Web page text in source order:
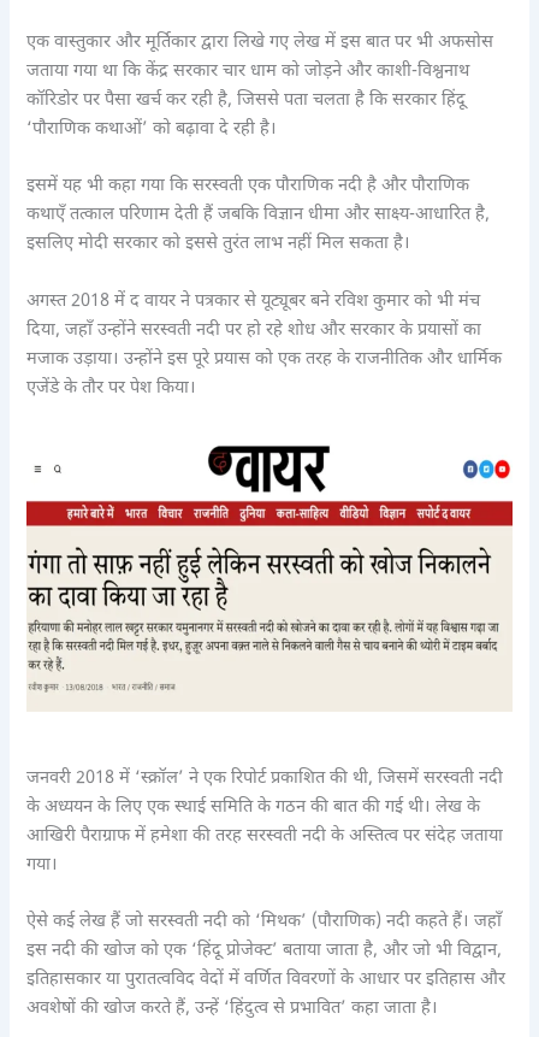
एक वास्तुकार और मूर्तिकार द्वारा लिखे गए लेख में इस बात पर भी अफसोस
जताया गया था कि केंद्र सरकार चार धाम को जोड़ने और काशी-विश्वनाथ
कॉरिडोर पर पैसा खर्च कर रही है, जिससे पता चलता है कि सरकार हिंदू
‘पौराणिक कथाओं’ को बढ़ावा दे रही है।
इसमें यह भी कहा गया कि सरस्वती एक पौराणिक नदी है और पौराणिक
कथाएँ तत्काल परिणाम देती हैं जबकि विज्ञान धीमा और साक्ष्य-आधारित है,
इसलिए मोदी सरकार को इससे तुरंत लाभ नहीं मिल सकता है।
अगस्त 2018 में द वायर ने पत्रकार से यूट्यूबर बने रविश कुमार को भी मंच
दिया, जहाँ उन्होंने सरस्वती नदी पर हो रहे शोध और सरकार के प्रयासों का
मजाक उड़ाया। उन्होंने इस पूरे प्रयास को एक तरह के राजनीतिक और धार्मिक
एजेंडे के तौर पर पेश किया।
जनवरी 2018 में ‘स्क्रॉल’ ने एक रिपोर्ट प्रकाशित की थी, जिसमें सरस्वती नदी
के अध्ययन के लिए एक स्थाई समिति के गठन की बात की गई थी। लेख के
आखिरी पैराग्राफ में हमेशा की तरह सरस्वती नदी के अस्तित्व पर संदेह जताया
गया।
ऐसे कई लेख हैं जो सरस्वती नदी को ‘मिथक’ (पौराणिक) नदी कहते हैं। जहाँ
इस नदी की खोज को एक ‘हिंदू प्रोजेक्ट’ बताया जाता है, और जो भी विद्वान,
इतिहासकार या पुरातत्वविद वेदों में वर्णित विवरणों के आधार पर इतिहास और
अवशेषों की खोज करते हैं, उन्हें ‘हिंदुत्व से प्रभावित’ कहा जाता है।